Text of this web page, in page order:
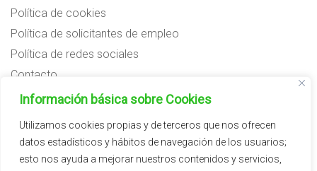
Información básica sobre Cookies
Utilizamos cookies propias y de terceros que nos ofrecen
datos estadísticos y hábitos de navegación de los usuarios;
esto nos ayuda a mejorar nuestros contenidos y servicios,
Política de cookies
Política de solicitantes de empleo
Política de redes sociales
Contacto
Preguntas frecuentes
Subvenciones